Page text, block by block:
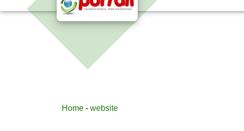
Home - website